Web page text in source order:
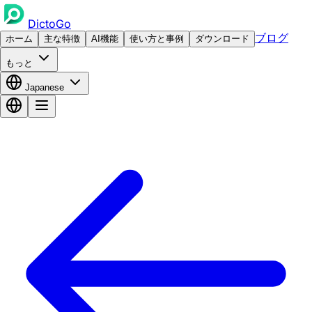
DictoGo
ホーム 主な特徴 AI機能 使い方と事例 ダウンロード ブログ
もっと
Japanese